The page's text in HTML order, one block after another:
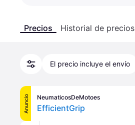
Precios Historial de precios
El precio incluye el envío
Anuncio NeumaticosDeMotoes
EfficientGrip